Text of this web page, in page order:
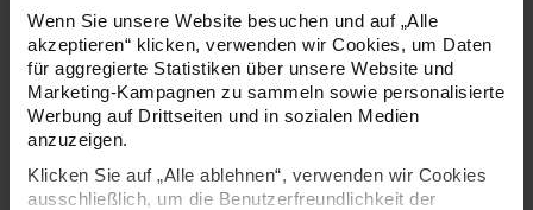
Wenn Sie unsere Website besuchen und auf „Alle
akzeptieren“ klicken, verwenden wir Cookies, um Daten
für aggregierte Statistiken über unsere Website und
Marketing-Kampagnen zu sammeln sowie personalisierte
Werbung auf Drittseiten und in sozialen Medien
anzuzeigen.
Klicken Sie auf „Alle ablehnen“, verwenden wir Cookies
ausschließlich, um die Benutzerfreundlichkeit der
Setzen Sie Akzente! Als i-Tüpfelchen für Ihr Geschenk
bietet sich dieses Ripsband an.
Material: 70% Polyester, 30% metallisiertes Polyester
Breite: 25 mm
Länge: 3 m